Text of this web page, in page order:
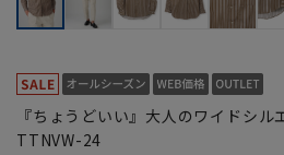
『ちょうどいい』大人のワイドシル
TTNVW-24